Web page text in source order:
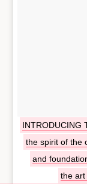
INTRODUCING
the spirit of the
and